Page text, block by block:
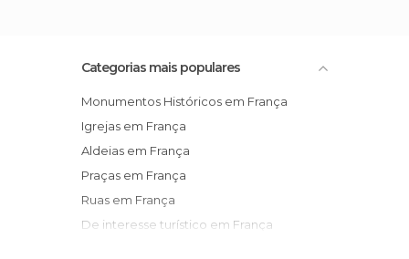
Categorias mais populares
Monumentos Históricos em França
Igrejas em França
Aldeias em França
Praças em França
Ruas em França
De interesse turístico em França